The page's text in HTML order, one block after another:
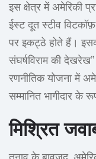
इस क्षेत्र में अमेरिकी
ईस्ट दूत स्टीव
पर इकट्ठे होते हैं।
संघर्षविराम की
रणनीतिक योजना में
सम्मानित भागीदार के
मिश्रित